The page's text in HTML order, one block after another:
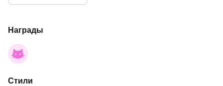
Награды
Стили